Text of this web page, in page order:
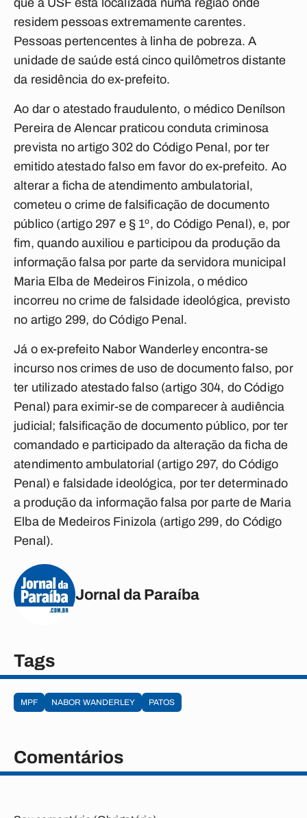
que a USF está localizada numa região onde
residem pessoas extremamente carentes.
Pessoas pertencentes à linha de pobreza. A
unidade de saúde está cinco quilômetros distante
da residência do ex-prefeito.
Ao dar o atestado fraudulento, o médico Denílson
Pereira de Alencar praticou conduta criminosa
prevista no artigo 302 do Código Penal, por ter
emitido atestado falso em favor do ex-prefeito. Ao
alterar a ficha de atendimento ambulatorial,
cometeu o crime de falsificação de documento
público (artigo 297 e § 1º, do Código Penal), e, por
fim, quando auxiliou e participou da produção da
informação falsa por parte da servidora municipal
Maria Elba de Medeiros Finizola, o médico
incorreu no crime de falsidade ideológica, previsto
no artigo 299, do Código Penal.
Já o ex-prefeito Nabor Wanderley encontra-se
incurso nos crimes de uso de documento falso, por
ter utilizado atestado falso (artigo 304, do Código
Penal) para eximir-se de comparecer à audiência
judicial; falsificação de documento público, por ter
comandado e participado da alteração da ficha de
atendimento ambulatorial (artigo 297, do Código
Penal) e falsidade ideológica, por ter determinado
a produção da informação falsa por parte de Maria
Elba de Medeiros Finizola (artigo 299, do Código
Penal).
Jornal da Paraíba
Tags
MPF NABOR WANDERLEY PATOS
Comentários